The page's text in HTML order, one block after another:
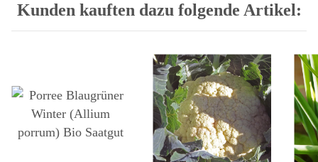
Kunden kauften dazu folgende Artikel: